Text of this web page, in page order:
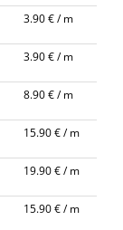
3.90 € / m
3.90 € / m
8.90 € / m
15.90 € / m
19.90 € / m
15.90 € / m